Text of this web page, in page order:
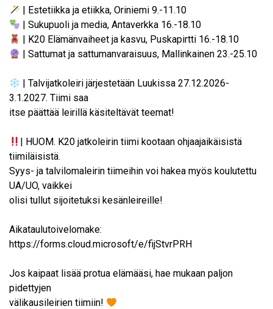
| Estetiikka ja etiikka, Oriniemi 9.-11.10
| Sukupuoli ja media, Antaverkka 16.-18.10
| K20 Elämänvaiheet ja kasvu, Puskapirtti 16.-18.10
| Sattumat ja sattumanvaraisuus, Mallinkainen 23.-25.10
| Talvijatkoleiri järjestetään Luukissa 27.12.2026-
3.1.2027. Tiimi saa
itse päättää leirillä käsiteltävät teemat!
| HUOM. K20 jatkoleirin tiimi kootaan ohjaajaikäisistä
tiimiläisistä.
Syys- ja talvilomaleirin tiimeihin voi hakea myös koulutettu
UA/UO, vaikkei
olisi tullut sijoitetuksi kesänleireille!
Aikataulutoivelomake:
https://forms.cloud.microsoft/e/fijStvrPRH
Jos kaipaat lisää protua elämääsi, hae mukaan paljon
pidettyjen
välikausileirien tiimiin!